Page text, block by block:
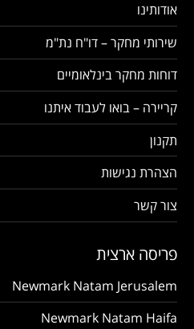
אודותינו
שירותי מחקר – דו"ח נת"מ
דוחות מחקר בינלאומיים
קריירה – בואו לעבוד איתנו
תקנון
הצהרת נגישות
צור קשר
פריסה ארצית
Newmark Natam Jerusalem
Newmark Natam Haifa